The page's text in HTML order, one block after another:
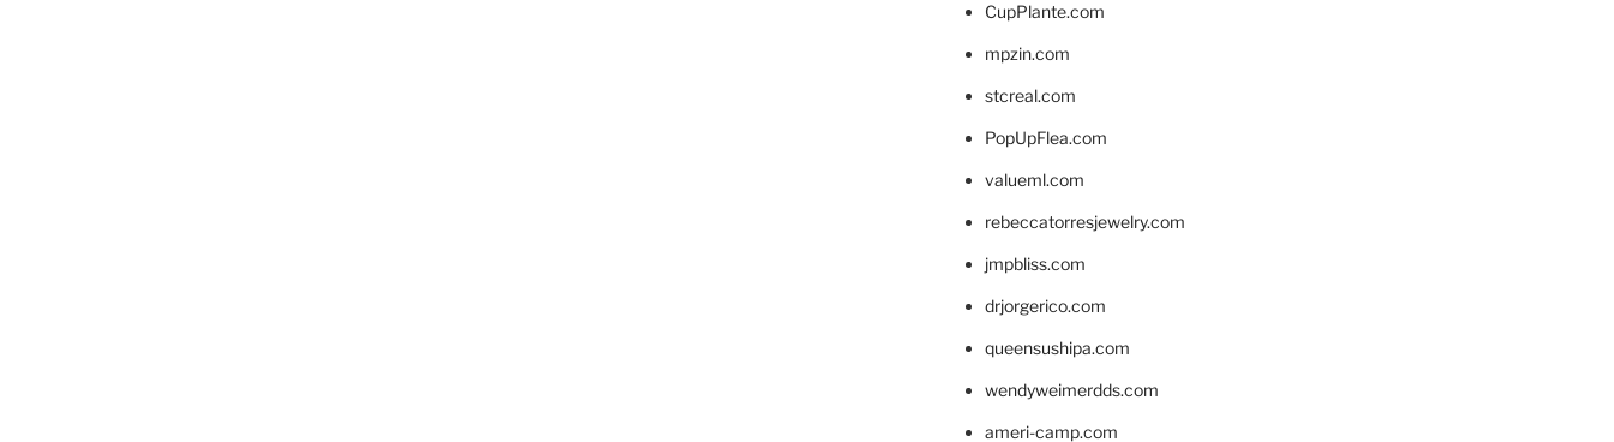
CupPlante.com
mpzin.com
stcreal.com
PopUpFlea.com
valueml.com
rebeccatorresjewelry.com
jmpbliss.com
drjorgerico.com
queensushipa.com
wendyweimerdds.com
ameri-camp.com